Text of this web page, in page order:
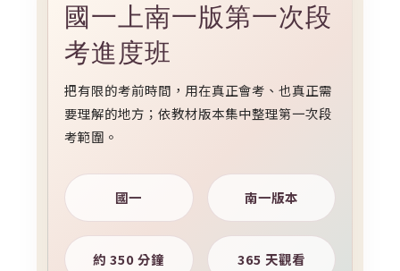
國一上南一版第一次段
考進度班
把有限的考前時間，用在真正會考、也真正需
要理解的地方；依教材版本集中整理第一次段
考範圍。
國一 南一版本
約 350 分鐘 365 天觀看